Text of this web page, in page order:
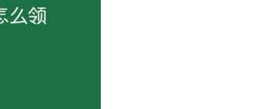
类、公安学类，要求所选科目中必须有政